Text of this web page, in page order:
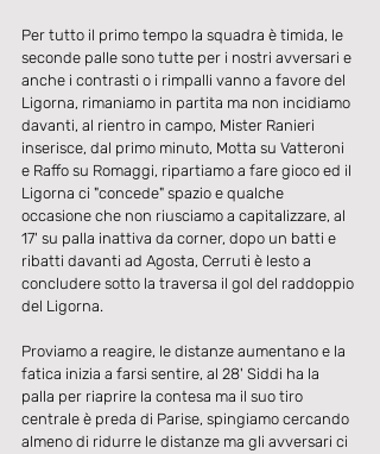
Per tutto il primo tempo la squadra è timida, le
seconde palle sono tutte per i nostri avversari e
anche i contrasti o i rimpalli vanno a favore del
Ligorna, rimaniamo in partita ma non incidiamo
davanti, al rientro in campo, Mister Ranieri
inserisce, dal primo minuto, Motta su Vatteroni
e Raffo su Romaggi, ripartiamo a fare gioco ed il
Ligorna ci "concede" spazio e qualche
occasione che non riusciamo a capitalizzare, al
17' su palla inattiva da corner, dopo un batti e
ribatti davanti ad Agosta, Cerruti è lesto a
concludere sotto la traversa il gol del raddoppio
del Ligorna.
Proviamo a reagire, le distanze aumentano e la
fatica inizia a farsi sentire, al 28' Siddi ha la
palla per riaprire la contesa ma il suo tiro
centrale è preda di Parise, spingiamo cercando
almeno di ridurre le distanze ma gli avversari ci